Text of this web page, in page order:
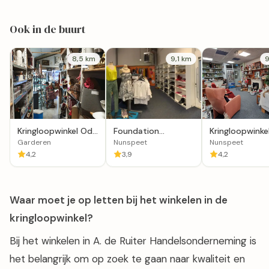
Ook in de buurt
8,5 km
Kringloopwinkel Odd
& Old in Garderen
Garderen
4,2
9,1 km
Foundation
Kringloopcentrum
Circle
Nunspeet
3,9
Woord en
Nunspeet
Nunspeet
4,2
Waar moet je op letten bij het winkelen in de
kringloopwinkel?
Bij het winkelen in A. de Ruiter Handelsonderneming is
het belangrijk om op zoek te gaan naar kwaliteit en